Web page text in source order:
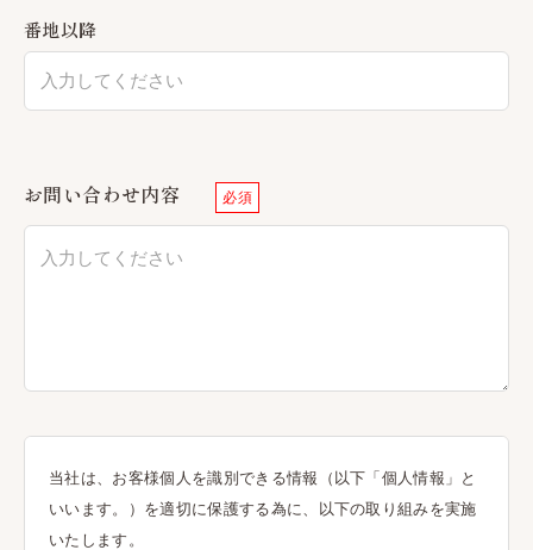
番地以降
お問い合わせ内容 必須
当社は、お客様個人を識別できる情報（以下「個人情報」と
いいます。）を適切に保護する為に、以下の取り組みを実施
いたします。